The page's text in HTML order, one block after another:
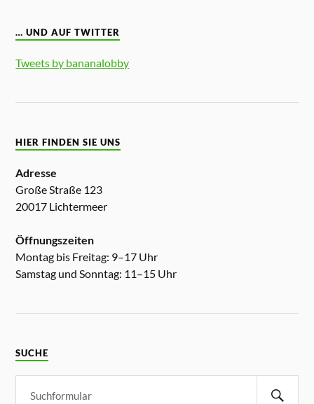
… UND AUF TWITTER
Tweets by bananalobby
HIER FINDEN SIE UNS
Adresse
Große Straße 123
20017 Lichtermeer
Öffnungszeiten
Montag bis Freitag: 9–17 Uhr
Samstag und Sonntag: 11–15 Uhr
SUCHE